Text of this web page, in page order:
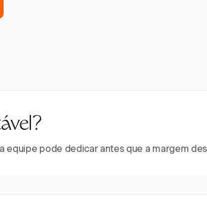
equipe pode dedicar antes que a margem